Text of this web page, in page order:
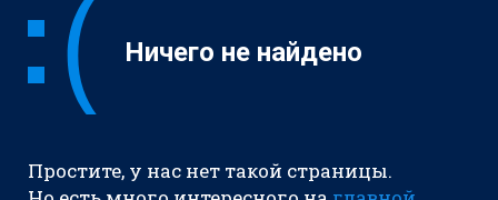
Ничего не найдено
Простите, у нас нет такой страницы.